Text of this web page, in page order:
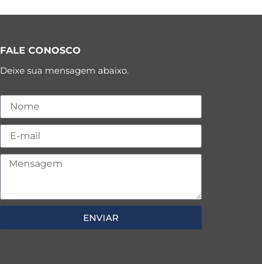
FALE CONOSCO
Deixe sua mensagem abaixo.
ENVIAR